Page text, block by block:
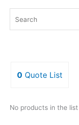
0 Quote List
No products in the list